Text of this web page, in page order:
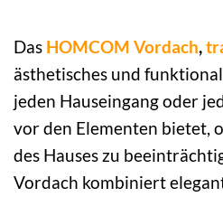
Das HOMCOM Vordach,
ästhetisches und
jeden Hauseingang oder
vor den Elementen bietet,
des Hauses zu
Vordach kombiniert